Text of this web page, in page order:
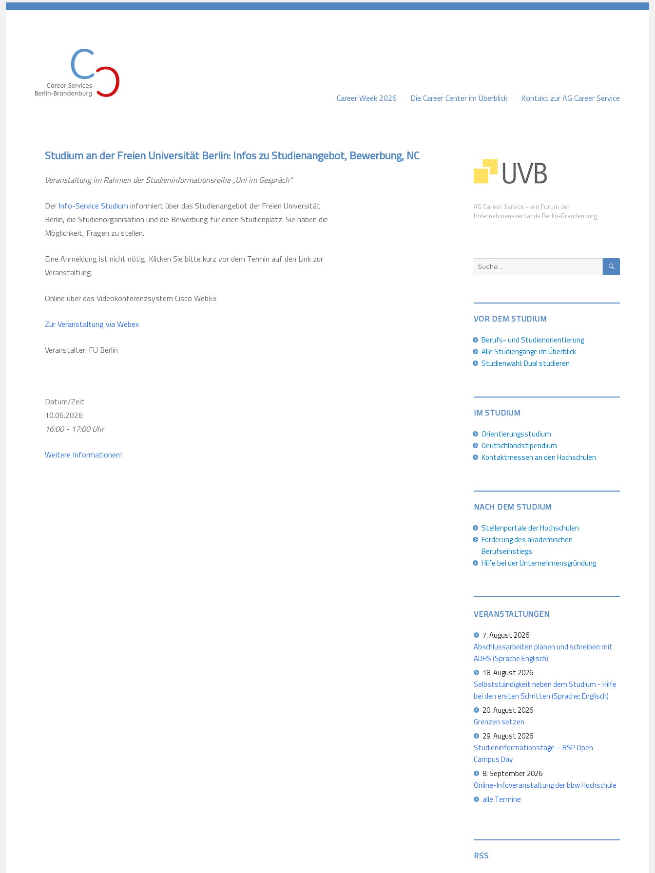
Career Week 2026 Die Career Center im Überblick Kontakt zur AG Career Service
Studium an der Freien Universität Berlin: Infos zu Studienangebot, Bewerbung, NC
Veranstaltung im Rahmen der Studieninformationsreihe „Uni im Gespräch“
Der Info-Service Studium informiert über das Studienangebot der Freien Universität
Berlin, die Studienorganisation und die Bewerbung für einen Studienplatz. Sie haben die
Möglichkeit, Fragen zu stellen.
Eine Anmeldung ist nicht nötig. Klicken Sie bitte kurz vor dem Termin auf den Link zur
Veranstaltung.
Online über das Videokonferenzsystem Cisco WebEx
Zur Veranstaltung via Webex
Veranstalter: FU Berlin
Datum/Zeit
10.06.2026
16:00 - 17:00 Uhr
Weitere Informationen!
AG Career Service – ein Forum der
Unternehmensverbände Berlin-Brandenburg
Suche
nach:
SUCHEN
VOR DEM STUDIUM
Berufs- und Studienorientierung
Alle Studiengänge im Überblick
Studienwahl: Dual studieren
IM STUDIUM
Orientierungsstudium
Deutschlandstipendium
Kontaktmessen an den Hochschulen
NACH DEM STUDIUM
Stellenportale der Hochschulen
Förderung des akademischen
Berufseinstiegs
Hilfe bei der Unternehmensgründung
VERANSTALTUNGEN
7. August 2026
Abschlussarbeiten planen und schreiben mit
ADHS (Sprache Englisch)
18. August 2026
Selbstständigkeit neben dem Studium - Hilfe
bei den ersten Schritten (Sprache: Englisch)
20. August 2026
Grenzen setzen
29. August 2026
Studieninformationstage – BSP Open
Campus Day
8. September 2026
Online-Infoveranstaltung der bbw Hochschule
alle Termine
RSS